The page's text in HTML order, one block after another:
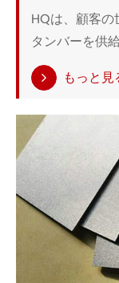
HQは、顧客
タンバーを供
もっと見